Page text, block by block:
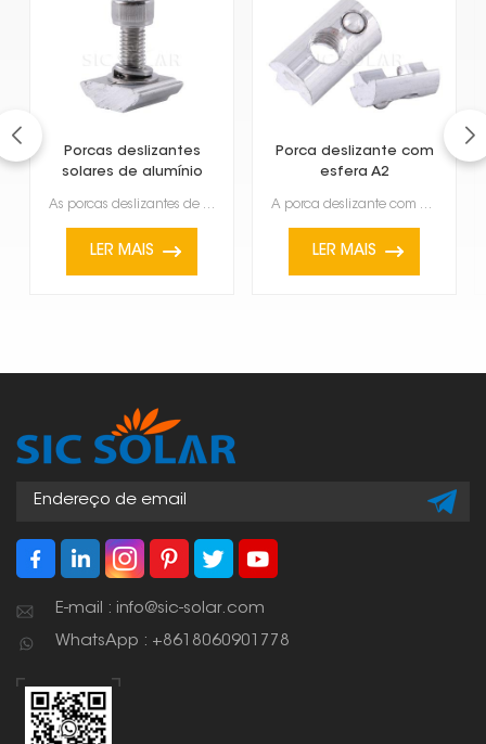
Porcas deslizantes
solares de alumínio
As porcas deslizantes de alumínio para painéis solares são muito úteis e essenciais para a instalaçã...
LER MAIS
Porca deslizante com
esfera A2
A porca deslizante com esfera A2 é um tipo específico de componente frequentemente encontrado em sup...
LER MAIS
E-mail : info@sic-solar.com
WhatsApp : +8618060901778